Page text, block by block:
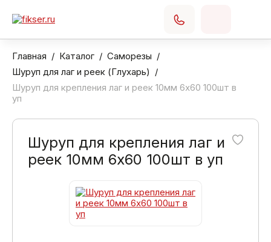
Главная Каталог
Саморезы
Шуруп для лаг и реек (Глухарь)
Шуруп для крепления лаг и реек 10мм 6х60 100шт в
уп
Шуруп для крепления лаг и
реек 10мм 6х60 100шт в уп